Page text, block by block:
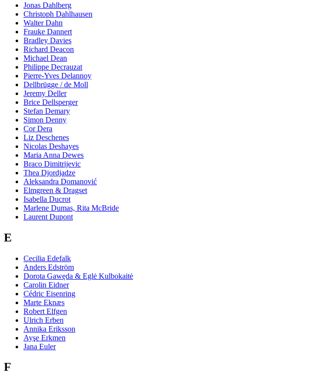
Jonas Dahlberg
Christoph Dahlhausen
Walter Dahn
Frauke Dannert
Bradley Davies
Richard Deacon
Michael Dean
Philippe Decrauzat
Pierre-Yves Delannoy
Dellbrügge / de Moll
Jeremy Deller
Brice Dellsperger
Stefan Demary
Simon Denny
Cor Dera
Liz Deschenes
Nicolas Deshayes
Maria Anna Dewes
Braco Dimitrijevic
Thea Djordjadze
Aleksandra Domanović
Elmgreen & Dragset
Isabella Ducrot
Marlene Dumas, Rita McBride
Laurent Dupont
E
Cecilia Edefalk
Anders Edström
Dorota Gawęda & Eglė Kulbokaitė
Carolin Eidner
Cédric Eisenring
Marte Eknæs
Robert Elfgen
Ulrich Erben
Annika Eriksson
Ayşe Erkmen
Jana Euler
F